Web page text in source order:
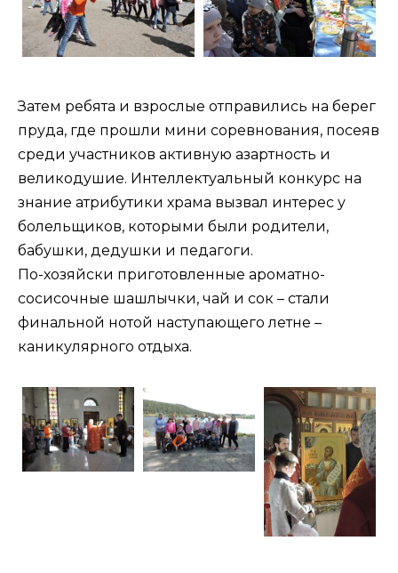
Затем ребята и взрослые отправились на берег
пруда, где прошли мини соревнования, посеяв
среди участников активную азартность и
великодушие. Интеллектуальный конкурс на
знание атрибутики храма вызвал интерес у
болельщиков, которыми были родители,
бабушки, дедушки и педагоги.
По-хозяйски приготовленные ароматно-
сосисочные шашлычки, чай и сок – стали
финальной нотой наступающего летне –
каникулярного отдыха.